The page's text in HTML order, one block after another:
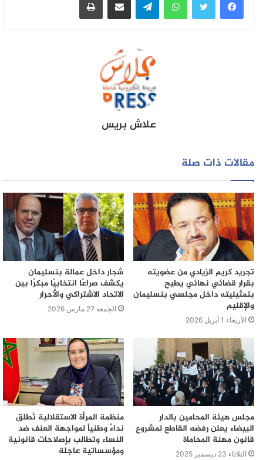
علاش بريس
مقالات ذات صلة
تجريد كريم الزيادي من عضويته
بقرار قضائي نهائي يطيح
بتمثيليته داخل مجلسي بنسليمان
والإقليم
الأربعاء 1 أبريل 2026
شجار داخل عمالة بنسليمان
يكشف صراعًا انتخابيًا مبكرًا بين
الاتحاد الاشتراكي والأحرار
الجمعة 27 مارس 2026
مجلس هيئة المحامين بالدار
البيضاء يعلن رفضه القاطع لمشروع
قانون مهنة المحاماة
الثلاثاء 23 ديسمبر 2025
منظمة المرأة الاستقلالية تُطلق
نداءً وطنياً لمواجهة العنف ضد
النساء وتطالب بإصلاحات قانونية
ومؤسساتية عاجلة